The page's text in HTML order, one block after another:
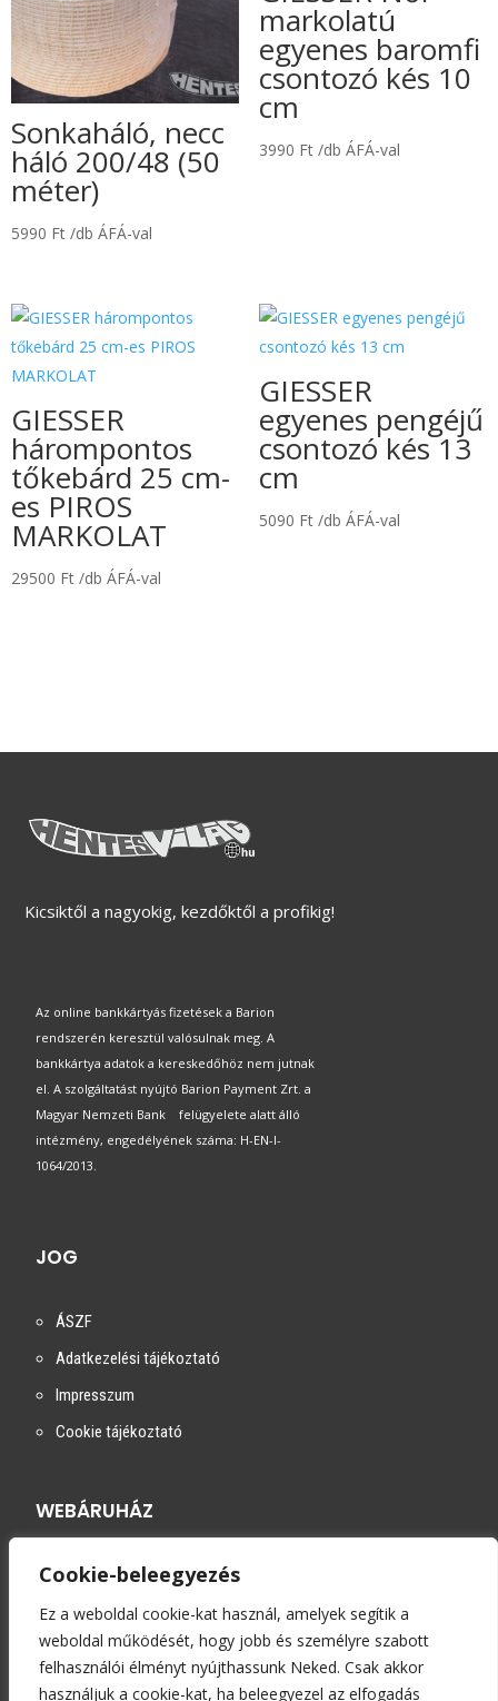
Cookie-beleegyezés
Ez a weboldal cookie-kat használ, amelyek segítik a
weboldal működését, hogy jobb és személyre szabott
felhasználói élményt nyújthassunk Neked. Csak akkor
használjuk a cookie-kat, ha beleegyezel az elfogadás
Sonkaháló, necc
háló 200/48 (50
méter)
5990 Ft /db ÁFÁ-val
markolatú
egyenes baromfi
csontozó kés 10
cm
3990 Ft /db ÁFÁ-val
GIESSER
hárompontos
tőkebárd 25 cm-
es PIROS
MARKOLAT
29500 Ft /db ÁFÁ-val
GIESSER
egyenes pengéjű
csontozó kés 13
cm
5090 Ft /db ÁFÁ-val
Kicsiktől a nagyokig, kezdőktől a profikig!
Az online bankkártyás fizetések a Barion
rendszerén keresztül valósulnak meg. A
bankkártya adatok a kereskedőhöz nem jutnak
el. A szolgáltatást nyújtó Barion Payment Zrt. a
Magyar Nemzeti Bank felügyelete alatt álló
intézmény, engedélyének száma: H-EN-I-
1064/2013.
JOG
ÁSZF
Adatkezelési tájékoztató
Impresszum
Cookie tájékoztató
WEBÁRUHÁZ
Szállítási módok
Fizetési módok
Kapcsolat